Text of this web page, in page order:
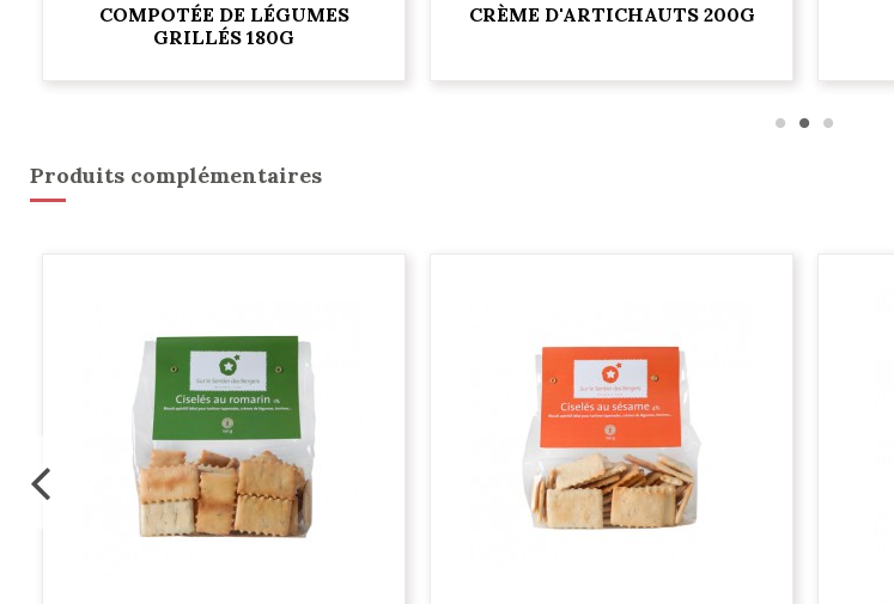
COMPOTÉE DE LÉGUMES
GRILLÉS 180G
CRÈME D'ARTICHAUTS 200G
Produits complémentaires